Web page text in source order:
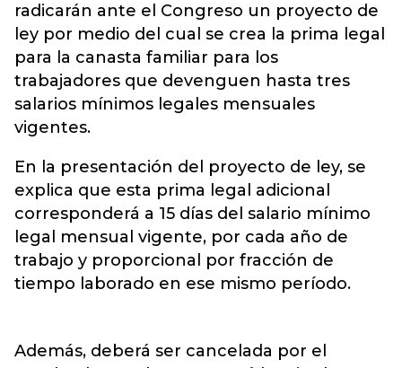
radicarán ante el Congreso un proyecto de
ley por medio del cual se crea la prima legal
para la canasta familiar para los
trabajadores que devenguen hasta tres
salarios mínimos legales mensuales
vigentes.
En la presentación del proyecto de ley, se
explica que esta prima legal adicional
corresponderá a 15 días del salario mínimo
legal mensual vigente, por cada año de
trabajo y proporcional por fracción de
tiempo laborado en ese mismo período.
Además, deberá ser cancelada por el